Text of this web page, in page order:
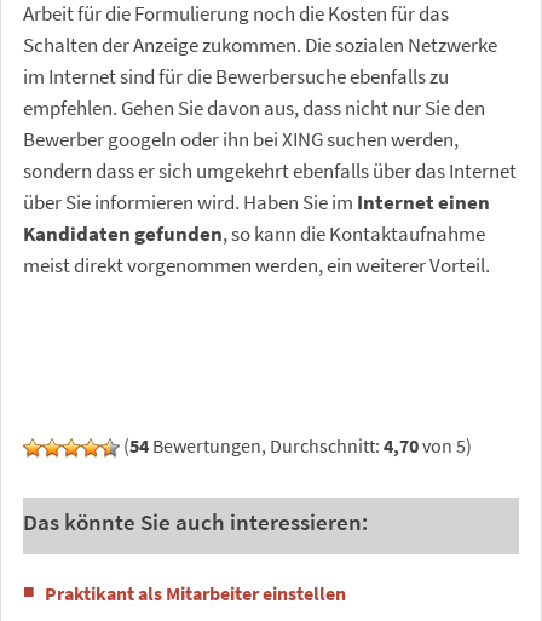
Arbeit für die Formulierung noch die Kosten für das
Schalten der Anzeige zukommen. Die sozialen Netzwerke
im Internet sind für die Bewerbersuche ebenfalls zu
empfehlen. Gehen Sie davon aus, dass nicht nur Sie den
Bewerber googeln oder ihn bei XING suchen werden,
sondern dass er sich umgekehrt ebenfalls über das Internet
über Sie informieren wird. Haben Sie im Internet einen
Kandidaten gefunden, so kann die Kontaktaufnahme
meist direkt vorgenommen werden, ein weiterer Vorteil.
(54 Bewertungen, Durchschnitt: 4,70von 5)
Das könnte Sie auch interessieren:
Praktikant als Mitarbeiter einstellen